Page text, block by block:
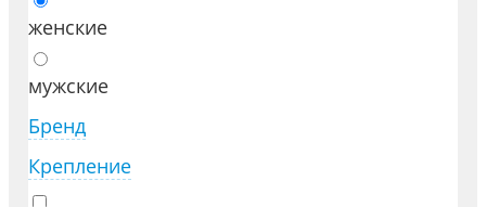
женские
мужские
Бренд
Крепление